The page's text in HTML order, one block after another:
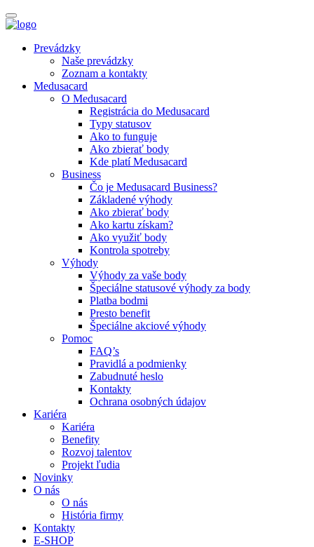
Prevádzky
Naše prevádzky
Zoznam a kontakty
Medusacard
O Medusacard
Registrácia do Medusacard
Typy statusov
Ako to funguje
Ako zbierať body
Kde platí Medusacard
Business
Čo je Medusacard Business?
Základené výhody
Ako zbierať body
Ako kartu získam?
Ako využiť body
Kontrola spotreby
Výhody
Výhody za vaše body
Špeciálne statusové výhody za body
Platba bodmi
Presto benefit
Špeciálne akciové výhody
Pomoc
FAQ’s
Pravidlá a podmienky
Zabudnuté heslo
Kontakty
Ochrana osobných údajov
Kariéra
Kariéra
Benefity
Rozvoj talentov
Projekt ľudia
Novinky
O nás
O nás
História firmy
Kontakty
E-SHOP